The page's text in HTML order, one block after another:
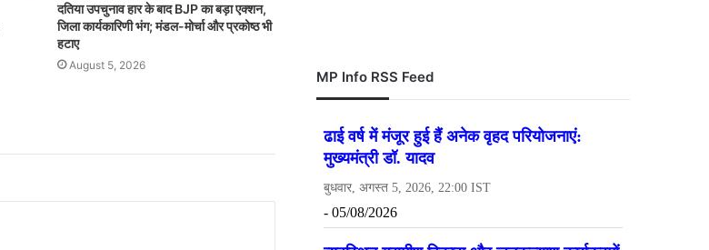
दतिया उपचुनाव हार के बाद BJP का बड़ा एक्शन,
जिला कार्यकारिणी भंग; मंडल-मोर्चा और प्रकोष्ठ भी
हटाए
August 5, 2026
MP Info RSS Feed